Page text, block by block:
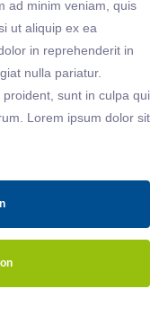
ad minim veniam, quis
ut aliquip ex ea
in reprehenderit in
nulla pariatur.
sunt in culpa qui
Lorem ipsum dolor sit